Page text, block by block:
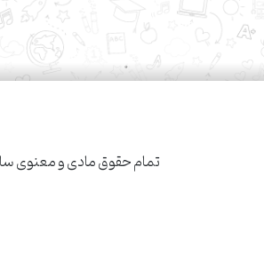
تمام حقوق مادی و معنوی